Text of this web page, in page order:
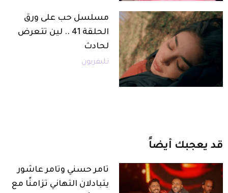
مسلسل حب على ورق
الحلقة 41 .. لين تتعرض
لحادث
تليفزيون
قد يعجبك أيضاً
تامر حسني وتامر عاشور
يتبادلان التهاني تزامنًا مع